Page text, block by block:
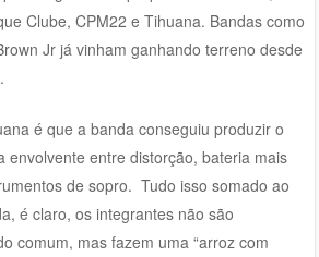
Clube, CPM22 e Tihuana. Bandas como
Jr já vinham ganhando terreno desde
é que a banda conseguiu produzir o
envolvente entre distorção, bateria mais
de sopro. Tudo isso somado ao
é claro, os integrantes não são
comum, mas fazem uma “arroz com